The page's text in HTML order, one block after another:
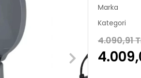
Marka
Kategori
4.090,91